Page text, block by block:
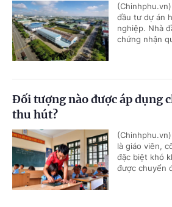
đầu tư dự án
nghiệp. Nhà
chứng nhận
Đối tượng nào được áp dụng
thu hút?
là giáo viên,
đặc biệt khó
được chuyển